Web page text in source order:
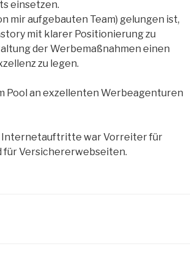
einsetzen.
mir aufgebauten Team) gelungen ist,
mit klarer Positionierung zu
der Werbemaßnahmen einen
zu legen.
Pool an exzellenten Werbeagenturen
Internetauftritte war Vorreiter für
Versichererwebseiten.